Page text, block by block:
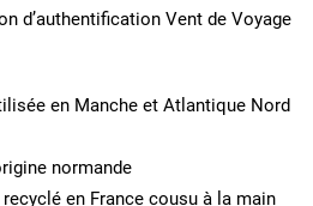
d’authentification Vent de Voyage
en Manche et Atlantique Nord
normande
en France cousu à la main